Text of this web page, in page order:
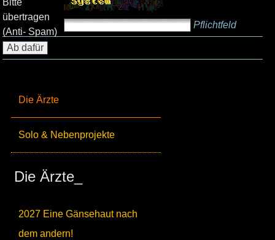
Die Ärzte
Solo & Nebenprojekte
Die Ärzte_
2027 Eine Gänsehaut nach
dem andern!
Bitte
übertragen
(Anti- Spam)
Pflichtfeld